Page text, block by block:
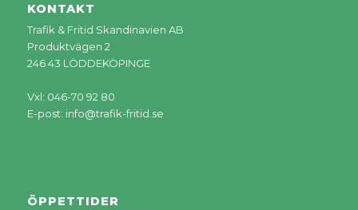
KONTAKT
Trafik & Fritid Skandinavien AB
Produktvägen 2
246 43 LÖDDEKÖPINGE
Vxl: 046-70 92 80
E-post: info@trafik-fritid.se
ÖPPETTIDER